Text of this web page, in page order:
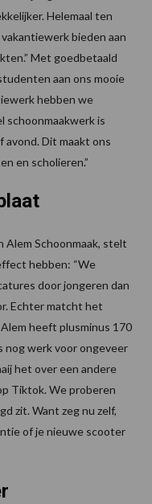
Helemaal ten
bieden aan
Met goedbetaald
aan ons mooie
hebben we
schoonmaakwerk is
avond. Dit maakt ons
en scholieren.”
Alem Schoonmaak, stelt
hebben: “We
door jongeren dan
Echter matcht het
heeft plusminus 170
nog werk voor ongeveer
het over een andere
Tiktok. We proberen
zit. Want zeg nu zelf,
of je nieuwe scooter